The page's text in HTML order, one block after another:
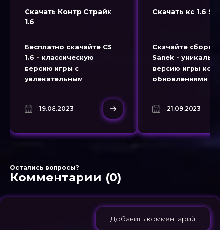
Скачать Контр Страйк
1.6
Бесплатно скачайте CS
1.6 - классическую
версию игры с
увлекательным
динамичных боев и
тактических вызовов.
19.08.2023
Скачать кс 1.6
Скачайте сборку
Sanek -
версию игры кс
обновлениями
популярного
21.09.2023
Остались вопросы?
Комментарии (0)
Добавить комментарий